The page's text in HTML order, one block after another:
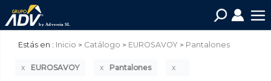
Estás en : Inicio Catálogo EUROSAVOY Pantalones
EUROSAVOY Pantalones